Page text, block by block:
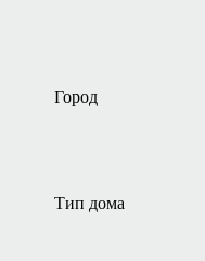
Город
Тип дома